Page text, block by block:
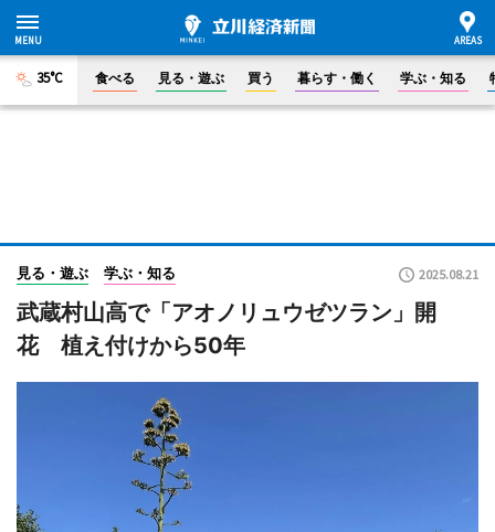
35°C 食べる 見る・遊ぶ 買う 暮らす・働く 学ぶ・知る
見る・遊ぶ 学ぶ・知る 2025.08.21
武蔵村山高で「アオノリュウゼツラン」開
花 植え付けから50年